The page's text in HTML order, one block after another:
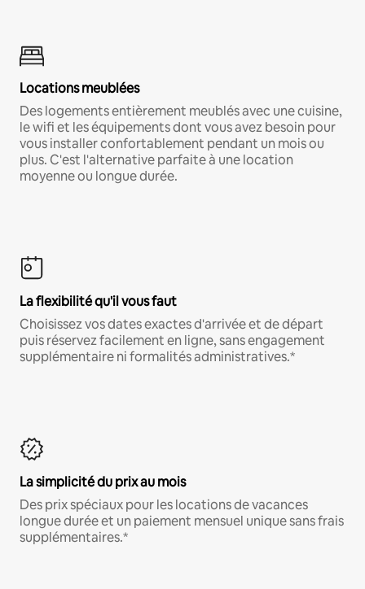
Locations meublées
Des logements entièrement meublés avec une cuisine,
le wifi et les équipements dont vous avez besoin pour
vous installer confortablement pendant un mois ou
plus. C'est l'alternative parfaite à une location
moyenne ou longue durée.
La flexibilité qu'il vous faut
Choisissez vos dates exactes d'arrivée et de départ
puis réservez facilement en ligne, sans engagement
supplémentaire ni formalités administratives.*
La simplicité du prix au mois
Des prix spéciaux pour les locations de vacances
longue durée et un paiement mensuel unique sans frais
supplémentaires.*